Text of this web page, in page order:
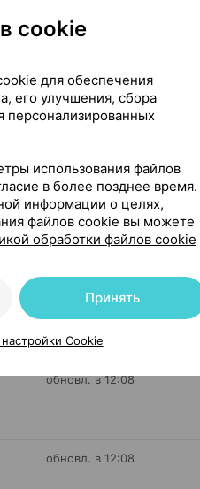
обновл. в 12:08
обновл. в 12:08
cookie
для обеспечения
его улучшения, сбора
персонализированных
использования файлов
в более позднее время.
информации о целях,
файлов cookie вы можете
обработки файлов cookie
Принять
Cookie